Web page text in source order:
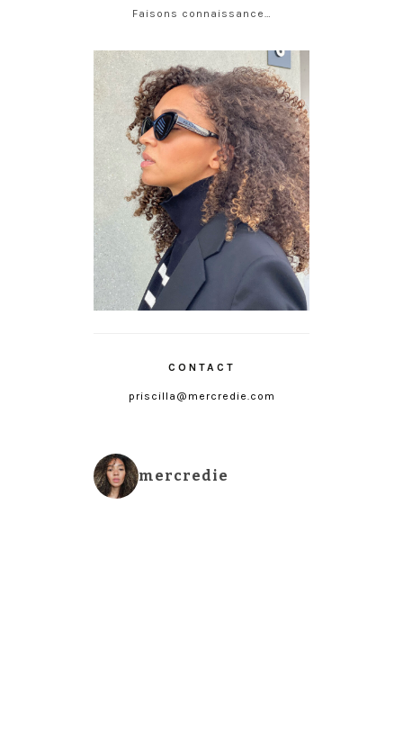
Faisons connaissance…
CONTACT
priscilla@mercredie.com
mercredie